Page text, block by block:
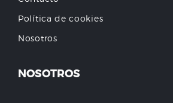
Política de cookies
Nosotros
NOSOTROS